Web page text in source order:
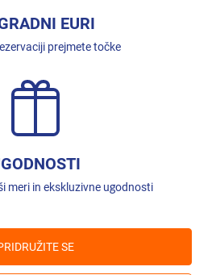
EURI
prejmete točke
meri in ekskluzivne ugodnosti
SE